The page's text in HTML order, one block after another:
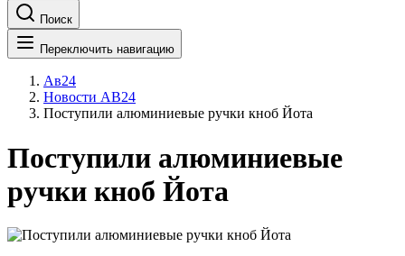
Поиск
Переключить навигацию
Ав24
Новости АВ24
Поступили алюминиевые ручки кноб Йота
Поступили алюминиевые
ручки кноб Йота